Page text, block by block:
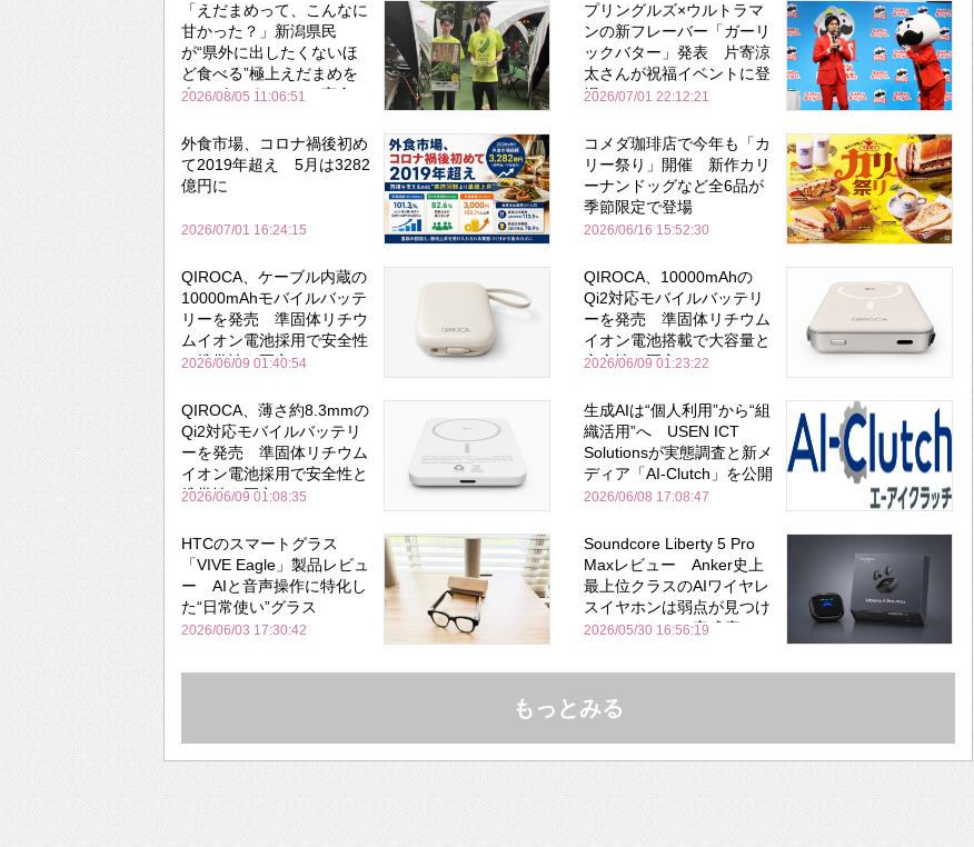
「えだまめって、こんなに
甘かった？」新潟県民
が“県外に出したくないほ
ど食べる”極上えだまめを
森のビアガーデンで実食
2026/08/05 11:06:51
プリングルズ×ウルトラマ
ンの新フレーバー「ガーリ
ックバター」発表 片寄涼
太さんが祝福イベントに登
場
2026/07/01 22:12:21
外食市場、コロナ禍後初め
て2019年超え 5月は3282
億円に
2026/07/01 16:24:15
コメダ珈琲店で今年も「カ
リー祭り」開催 新作カリ
ーナンドッグなど全6品が
季節限定で登場
2026/06/16 15:52:30
QIROCA、ケーブル内蔵の
10000mAhモバイルバッテ
リーを発売 準固体リチウ
ムイオン電池採用で安全性
と携帯性を両立
2026/06/09 01:40:54
QIROCA、10000mAhの
Qi2対応モバイルバッテリ
ーを発売 準固体リチウム
イオン電池搭載で大容量と
安全性を両立
2026/06/09 01:23:22
QIROCA、薄さ約8.3mmの
Qi2対応モバイルバッテリ
ーを発売 準固体リチウム
イオン電池採用で安全性と
携帯性を両立
2026/06/09 01:08:35
生成AIは“個人利用”から“組
織活用”へ USEN ICT
Solutionsが実態調査と新メ
ディア「AI-Clutch」を公開
2026/06/08 17:08:47
HTCのスマートグラス
「VIVE Eagle」製品レビュ
ー AIと音声操作に特化し
た“日常使い”グラス
2026/06/03 17:30:42
Soundcore Liberty 5 Pro
Maxレビュー Anker史上
最上位クラスのAIワイヤレ
スイヤホンは弱点が見つけ
づらいくらいの完成度にび
Bose並み
2026/05/30 16:56:19
もっとみる